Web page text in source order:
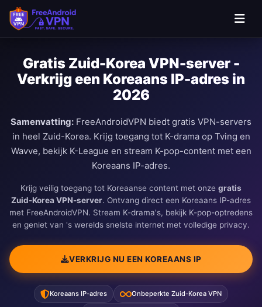
Gratis Zuid-Korea VPN-server -
Verkrijg een Koreaans IP-adres in
2026
Samenvatting: FreeAndroidVPN biedt gratis VPN-servers
in heel Zuid-Korea. Krijg toegang tot K-drama op Tving en
Wavve, bekijk K-League en stream K-pop-content met een
Koreaans IP-adres.
Krijg veilig toegang tot Koreaanse content met onze gratis
Zuid-Korea VPN-server. Ontvang direct een Koreaans IP-adres
met FreeAndroidVPN. Stream K-drama's, bekijk K-pop-optredens
en geniet van 's werelds snelste internet met volledige privacy.
VERKRIJG NU EEN KOREAANS IP
Koreaans IP-adres Onbeperkte Zuid-Korea VPN